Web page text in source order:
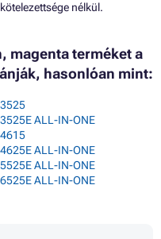
nélkül.
magenta terméket a
hasonlóan mint:
ALL-IN-ONE
ALL-IN-ONE
ALL-IN-ONE
ALL-IN-ONE